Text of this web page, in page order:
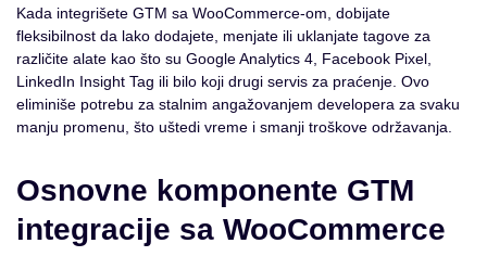
Kada integrišete GTM sa WooCommerce-om, dobijate
fleksibilnost da lako dodajete, menjate ili uklanjate tagove za
različite alate kao što su Google Analytics 4, Facebook Pixel,
LinkedIn Insight Tag ili bilo koji drugi servis za praćenje. Ovo
eliminiše potrebu za stalnim angažovanjem developera za svaku
manju promenu, što uštedi vreme i smanji troškove održavanja.
Osnovne komponente GTM
integracije sa WooCommerce